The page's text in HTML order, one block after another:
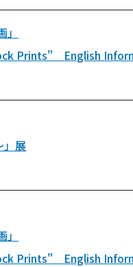
Prints" English
」展
Prints" English